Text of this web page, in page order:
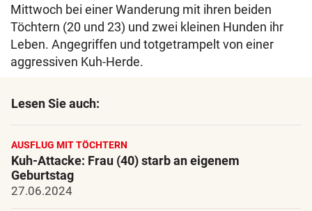
Mittwoch bei einer Wanderung mit ihren beiden
Töchtern (20 und 23) und zwei kleinen Hunden ihr
Leben. Angegriffen und totgetrampelt von einer
aggressiven Kuh-Herde.
Lesen Sie auch:
AUSFLUG MIT TÖCHTERN
Kuh-Attacke: Frau (40) starb an eigenem
Geburtstag
27.06.2024